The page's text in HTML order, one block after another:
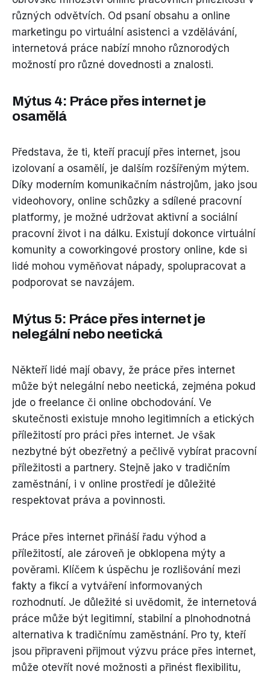
různých odvětvích. Od psaní obsahu a online
marketingu po virtuální asistenci a vzdělávání,
internetová práce nabízí mnoho různorodých
možností pro různé dovednosti a znalosti.
Mýtus 4: Práce přes internet je
osamělá
Představa, že ti, kteří pracují přes internet, jsou
izolovaní a osamělí, je dalším rozšířeným mýtem.
Díky moderním komunikačním nástrojům, jako jsou
videohovory, online schůzky a sdílené pracovní
platformy, je možné udržovat aktivní a sociální
pracovní život i na dálku. Existují dokonce virtuální
komunity a coworkingové prostory online, kde si
lidé mohou vyměňovat nápady, spolupracovat a
podporovat se navzájem.
Mýtus 5: Práce přes internet je
nelegální nebo neetická
Někteří lidé mají obavy, že práce přes internet
může být nelegální nebo neetická, zejména pokud
jde o freelance či online obchodování. Ve
skutečnosti existuje mnoho legitimních a etických
příležitostí pro práci přes internet. Je však
nezbytné být obezřetný a pečlivě vybírat pracovní
příležitosti a partnery. Stejně jako v tradičním
zaměstnání, i v online prostředí je důležité
respektovat práva a povinnosti.
Práce přes internet přináší řadu výhod a
příležitostí, ale zároveň je obklopena mýty a
pověrami. Klíčem k úspěchu je rozlišování mezi
fakty a fikcí a vytváření informovaných
rozhodnutí. Je důležité si uvědomit, že internetová
práce může být legitimní, stabilní a plnohodnotná
alternativa k tradičnímu zaměstnání. Pro ty, kteří
jsou připraveni přijmout výzvu práce přes internet,
může otevřít nové možnosti a přinést flexibilitu,